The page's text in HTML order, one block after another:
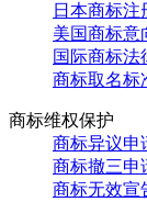
日本商标注
美国商标意
国际商标法
商标取名标
商标维权保护
商标异议申
商标撤三申
商标无效宣